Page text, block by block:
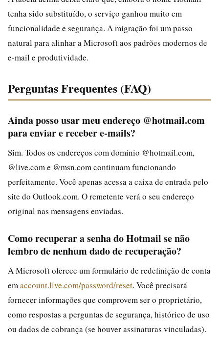
tenha sido substituído, o serviço ganhou muito em
funcionalidade e segurança. A migração foi um passo
natural para alinhar a Microsoft aos padrões modernos de
e-mail e produtividade.
Perguntas Frequentes (FAQ)
Ainda posso usar meu endereço @hotmail.com
para enviar e receber e-mails?
Sim. Todos os endereços com domínio @hotmail.com,
@live.com e @msn.com continuam funcionando
perfeitamente. Você apenas acessa a caixa de entrada pelo
site do Outlook.com. O remetente verá o seu endereço
original nas mensagens enviadas.
Como recuperar a senha do Hotmail se não
lembro de nenhum dado de recuperação?
A Microsoft oferece um formulário de redefinição de conta
em account.live.com/password/reset. Você precisará
fornecer informações que comprovem ser o proprietário,
como respostas a perguntas de segurança, histórico de uso
ou dados de cobrança (se houver assinaturas vinculadas).